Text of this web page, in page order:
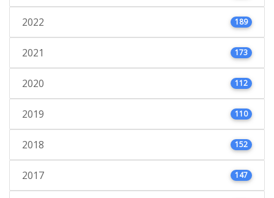
2022 189
2021 173
2020 112
2019 110
2018 152
2017 147